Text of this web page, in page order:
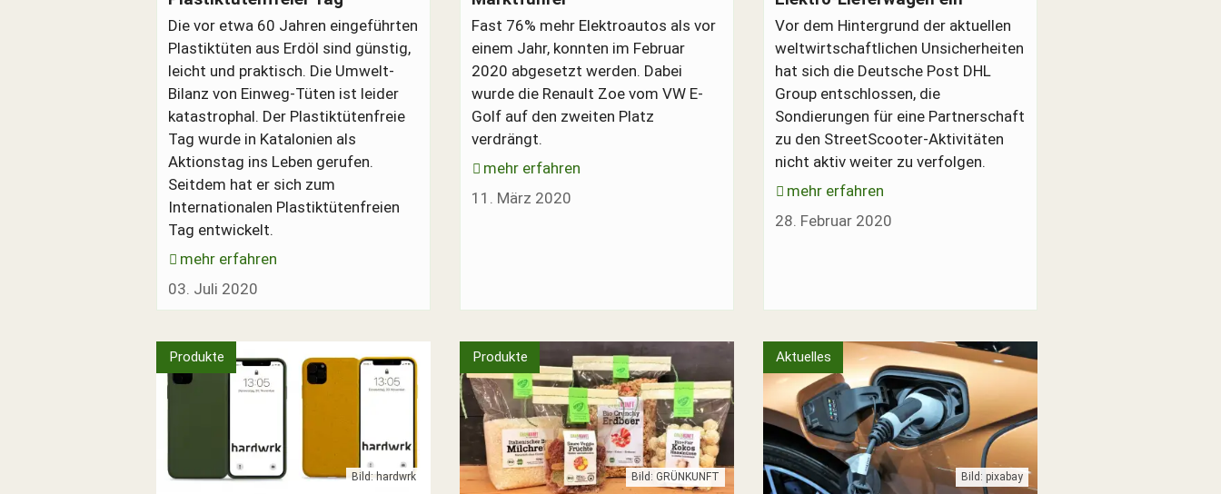
Die vor etwa 60 Jahren eingeführten
Plastiktüten aus Erdöl sind günstig,
leicht und praktisch. Die Umwelt-
Bilanz von Einweg-Tüten ist leider
katastrophal. Der Plastiktütenfreie
Tag wurde in Katalonien als
Aktionstag ins Leben gerufen.
Seitdem hat er sich zum
Internationalen Plastiktütenfreien
Tag entwickelt.
mehr erfahren
03. Juli 2020
Fast 76% mehr Elektroautos als vor
einem Jahr, konnten im Februar
2020 abgesetzt werden. Dabei
wurde die Renault Zoe vom VW E-
Golf auf den zweiten Platz
verdrängt.
mehr erfahren
11. März 2020
Vor dem Hintergrund der aktuellen
weltwirtschaftlichen Unsicherheiten
hat sich die Deutsche Post DHL
Group entschlossen, die
Sondierungen für eine Partnerschaft
zu den StreetScooter-Aktivitäten
nicht aktiv weiter zu verfolgen.
mehr erfahren
28. Februar 2020
Bild: hardwrk
Produkte
Bild: GRÜNKUNFT
Produkte
Bild: pixabay
Aktuelles